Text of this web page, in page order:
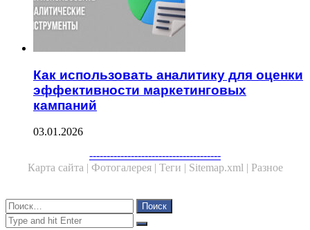
Как использовать аналитику для оценки
эффективности маркетинговых
кампаний
03.01.2026
--------------------------------------
Карта сайта | Фотогалерея | Теги | Sitemap.xml | Разное
Close
Найти:
Close